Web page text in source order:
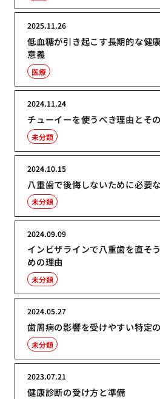
低血糖が引き起こす長期的な健
意義
2025.11.26
医療
チューイーを使うべき理由とそ
2024.11.24
未分類
八重歯で後悔しないために必要
2024.10.15
未分類
インビザラインで八重歯を直そ
めの理由
2024.09.09
未分類
歯周病の影響を受けやすい特定
2024.05.27
未分類
健康診断の受け方と準備
2023.07.21